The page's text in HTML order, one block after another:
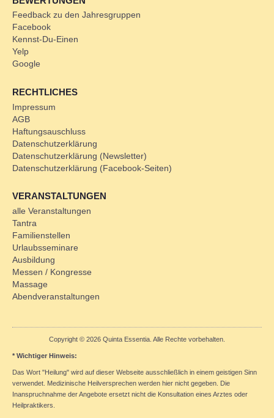
Feedback zu den Jahresgruppen
Facebook
Kennst-Du-Einen
Yelp
Google
RECHTLICHES
Impressum
AGB
Haftungsauschluss
Datenschutzerklärung
Datenschutzerklärung (Newsletter)
Datenschutzerklärung (Facebook-Seiten)
VERANSTALTUNGEN
alle Veranstaltungen
Tantra
Familienstellen
Urlaubsseminare
Ausbildung
Messen / Kongresse
Massage
Abendveranstaltungen
Copyright © 2026 Quinta Essentia. Alle Rechte vorbehalten.
* Wichtiger Hinweis:
Das Wort "Heilung" wird auf dieser Webseite ausschließlich in einem geistigen Sinn
verwendet. Medizinische Heilversprechen werden hier nicht gegeben. Die
Inanspruchnahme der Angebote ersetzt nicht die Konsultation eines Arztes oder
Heilpraktikers.